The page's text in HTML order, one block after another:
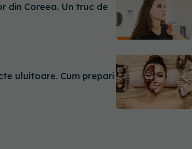
din Coreea. Un truc de
uluitoare. Cum prepari